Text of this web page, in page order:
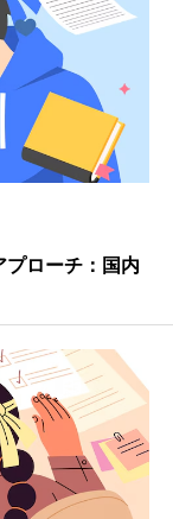
ローチ：国内